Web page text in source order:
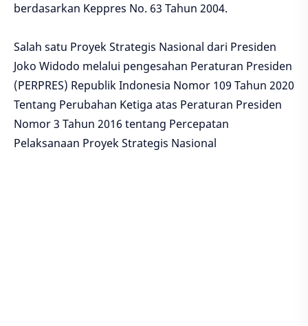
berdasarkan Keppres No. 63 Tahun 2004.
Salah satu Proyek Strategis Nasional dari Presiden
Joko Widodo melalui pengesahan Peraturan Presiden
(PERPRES) Republik Indonesia Nomor 109 Tahun 2020
Tentang Perubahan Ketiga atas Peraturan Presiden
Nomor 3 Tahun 2016 tentang Percepatan
Pelaksanaan Proyek Strategis Nasional